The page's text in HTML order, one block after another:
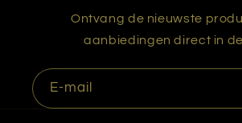
Ontvang de nieuwste
aanbiedingen direct in
E‑mail